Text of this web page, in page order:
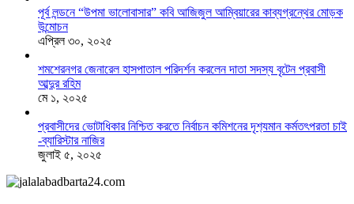
পূর্ব লন্ডনে “উপমা ভালোবাসার” কবি আজিজুল আম্বিয়ারের কাব্যগ্রন্থের মোড়ক
উন্মোচন
এপ্রিল ৩০, ২০২৫
শমশেরনগর জেনারেল হাসপাতাল পরিদর্শন করলেন দাতা সদস্য বৃটেন প্রবাসী
আব্দুর রহিম
মে ১, ২০২৫
প্রবাসীদের ভোটাধিকার নিশ্চিত করতে নির্বাচন কমিশনের দৃশ‍্যমান কর্মতৎপরতা চাই
-ব্যারিস্টার নাজির
জুলাই ৫, ২০২৫